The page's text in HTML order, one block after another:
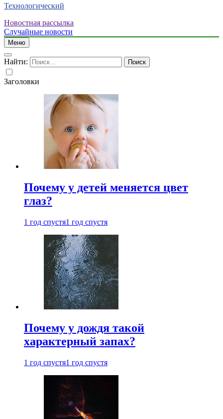
Технологический
Новостная рассылка
Случайные новости
Меню
Найти:
Заголовки
Почему у детей меняется цвет
глаз?
1 год спустя1 год спустя
Почему у дождя такой
характерный запах?
1 год спустя1 год спустя